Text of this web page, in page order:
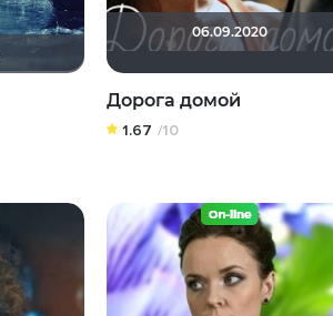
06.09.2020
Дорога домой
1.67 /10